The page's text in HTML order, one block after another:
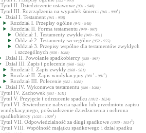
Tytuł II. Dziedziczenie ustawowe (931 - 940)
Tytuł III. Rozrządzenia na wypadek śmierci (941 - 9901 )
Dział I. Testament (941 - 958)
Rozdział I. Przepisy ogólne (941 - 948)
Rozdział II. Forma testamentu (949 - 967)
Oddział 1. Testamenty zwykłe (949 - 951)
Oddział 2. Testamenty szczególne (952 - 955)
Oddział 3. Przepisy wspólne dla testamentów zwykłych
i szczególnych (956 - 1088)
Dział II. Powołanie spadkobiercy (959 - 967)
Dział III. Zapis i polecenie (968 - 985)
Rozdział I. Zapis zwykły (968 - 981)
Rozdział II. Zapis windykacyjny (981 1 - 9816 )
Rozdział III. Polecenie (982 - 1088)
Dział IV. Wykonawca testamentu (986 - 1088)
Tytuł IV. Zachowek (991 - 1011)
Tytuł V. Przyjęcie i odrzucenie spadku (1012 - 1024)
Tytuł VI. Stwierdzenie nabycia spadku lub przedmiotu zapisu
windykacyjnego, poświadczenie dziedziczenia i ochrona
spadkobiercy (1025 - 10291 )
Tytuł VII. Odpowiedzialność za długi spadkowe (1030 - 10343)
Tytuł VIII. Wspólność majątku spadkowego i dział spadku